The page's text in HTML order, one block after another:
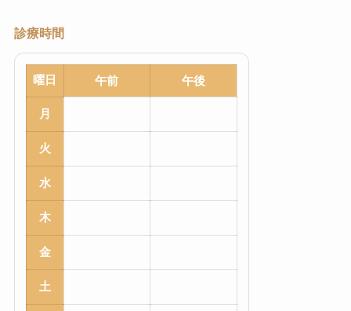
診療時間
曜日 午前 午後
月
火
水
木
金
土